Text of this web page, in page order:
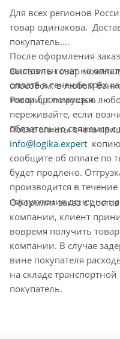
Для всех регионов
товар одинакова.
покупатель.
После оформления
выставлен счет на
оплате в течение трёх
товар бронируется.
Оплатить товар можно
способом: в любом
России, с помощью
переживайте, если
обязательно свяжемся
После оплаты счёта
info@logika.expert
сообщите об оплате по
будет продлено.
производится в
поступления денег на
Оформляя заказ с
компании, клиент
вовремя получить
компании. В случае
вине покупателя
на складе
покупатель.